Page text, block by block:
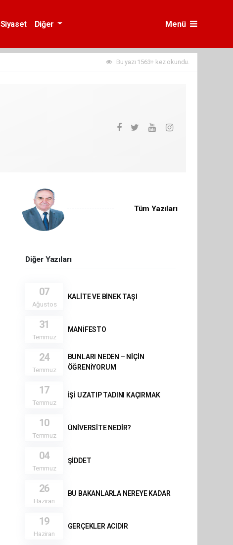
Siyaset Diğer Menü
Bu yazı 1563+ kez okundu.
Tüm Yazıları
Diğer Yazıları
07
Ağustos
KALİTE VE BİNEK TAŞI
31
Temmuz
MANİFESTO
24
Temmuz
BUNLARI NEDEN – NİÇİN
ÖĞRENİYORUM
17
Temmuz
İŞİ UZATIP TADINI KAÇIRMAK
10
Temmuz
ÜNİVERSİTE NEDİR?
04
Temmuz
ŞİDDET
26
Haziran
BU BAKANLARLA NEREYE KADAR
19
Haziran
GERÇEKLER ACIDIR